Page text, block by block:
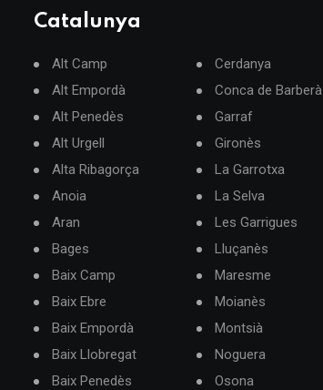
Catalunya
Alt Camp
Alt Empordà
Alt Penedès
Alt Urgell
Alta Ribagorça
Anoia
Aran
Bages
Baix Camp
Baix Ebre
Baix Empordà
Baix Llobregat
Baix Penedès
Cerdanya
Conca de Barberà
Garraf
Gironès
La Garrotxa
La Selva
Les Garrigues
Lluçanès
Maresme
Moianès
Montsià
Noguera
Osona